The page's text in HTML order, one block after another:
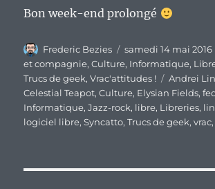
Bon week-end prolongé
Auteur
Frederic Bezies
Publié
le
samedi 14 mai 2016
et compagnie,Culture, Informatique,
Trucs de geek,Vrac'attitudes ! Étiquettes
Andrei
Celestial Teapot,Culture, Elysian Fields,
Informatique,Jazz-rock, libre, Libreries,
logiciel libre,Syncatto,Trucs de geek,vrac